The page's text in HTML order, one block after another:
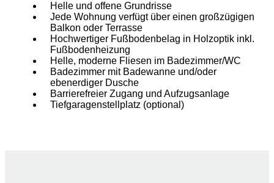
Helle und offene Grundrisse
Jede Wohnung verfügt über einen großzügigen
Balkon oder Terrasse
Hochwertiger Fußbodenbelag in Holzoptik inkl.
Fußbodenheizung
Helle, moderne Fliesen im Badezimmer/WC
Badezimmer mit Badewanne und/oder
ebenerdiger Dusche
Barrierefreier Zugang und Aufzugsanlage
Tiefgaragenstellplatz (optional)